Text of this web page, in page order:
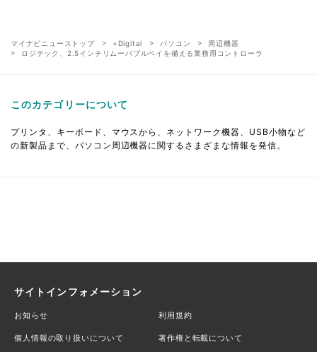
マイナビニューストップ +Digital パソコン
周辺機器
ロジテック、2.5インチリムーバブルベイを備える業務用コントローラ
このカテゴリーについて
プリンタ、キーボード、マウスから、ネットワーク機器、USB小物など
の新製品まで、パソコン周辺機器に関するさまざまな情報を発信。
サイトインフォメーション
お知らせ 利用規約
個人情報の取り扱いについて 著作権と転載について